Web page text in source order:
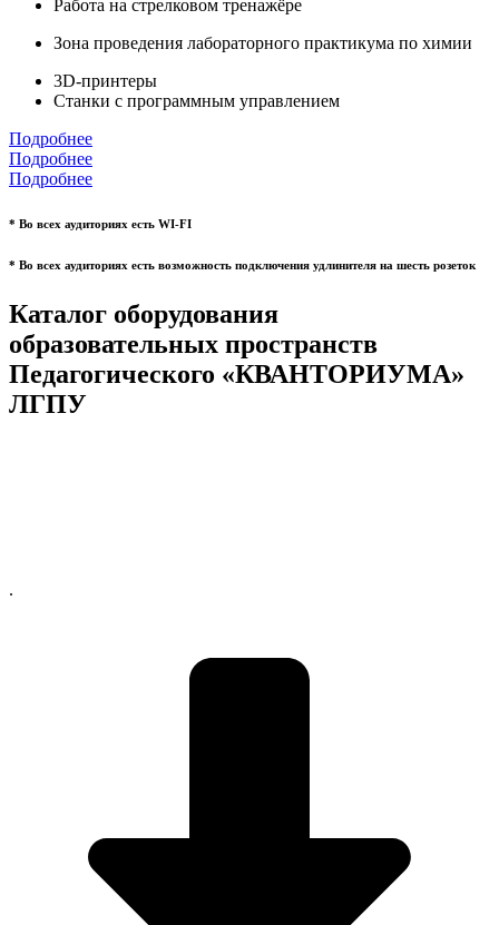
Работа на стрелковом тренажёре
Зона проведения лабораторного практикума по химии
3D-принтеры
Станки с программным управлением
Подробнее
Подробнее
Подробнее
* Во всех аудиториях есть WI-FI
* Во всех аудиториях есть возможность подключения удлинителя на шесть розеток
Каталог оборудования
образовательных пространств
Педагогического «КВАНТОРИУМА»
ЛГПУ
.